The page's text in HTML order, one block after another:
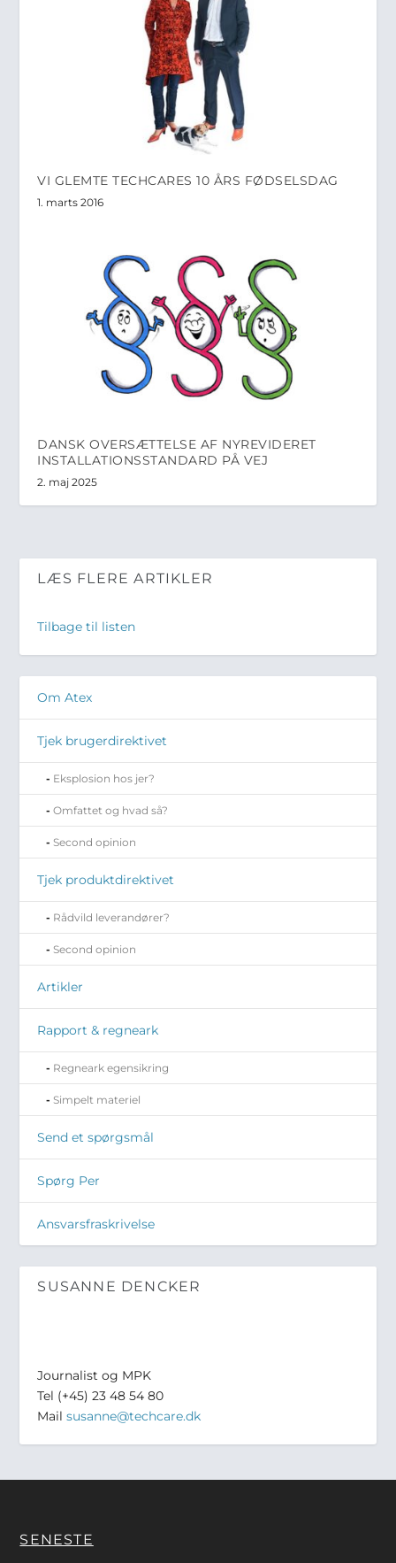
VI GLEMTE TECHCARES 10 ÅRS FØDSELSDAG
1. marts 2016
DANSK OVERSÆTTELSE AF NYREVIDERET
INSTALLATIONSSTANDARD PÅ VEJ
2. maj 2025
LÆS FLERE ARTIKLER
Tilbage til listen
Om Atex
Tjek brugerdirektivet
Eksplosion hos jer?
Omfattet og hvad så?
Second opinion
Tjek produktdirektivet
Rådvild leverandører?
Second opinion
Artikler
Rapport & regneark
Regneark egensikring
Simpelt materiel
Send et spørgsmål
Spørg Per
Ansvarsfraskrivelse
SUSANNE DENCKER
Journalist og MPK
Tel (+45) 23 48 54 80
Mailsusanne@techcare.dk
SENESTE